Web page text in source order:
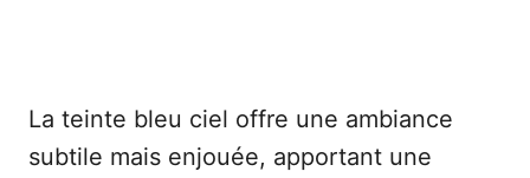
La teinte bleu ciel offre une ambiance
subtile mais enjouée, apportant une